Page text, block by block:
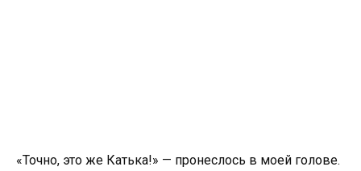
«Точно, это же Катька!» — пронеслось в моей голове.